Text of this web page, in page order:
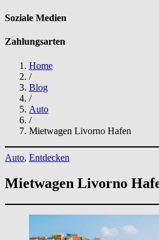
Soziale Medien
Zahlungsarten
Home
/
Blog
/
Auto
/
Mietwagen Livorno Hafen
Auto, Entdecken
Mietwagen Livorno